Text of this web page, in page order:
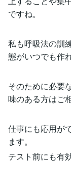
ですね。
私も呼吸法の訓
態がいつでも作
そのために必要
味のある方はご
仕事にも応用が
ます。
テスト前にも有